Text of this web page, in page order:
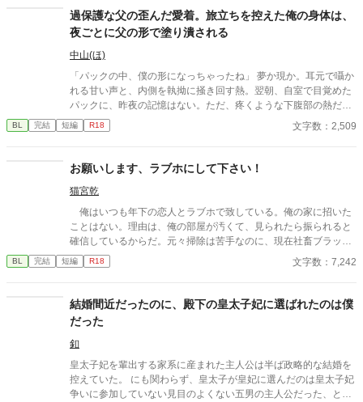
過保護な父の歪んだ愛着。旅立ちを控えた俺の身体は、
夜ごとに父の形で塗り潰される
中山(ほ)
「パックの中、僕の形になっちゃったね」 夢か現か。耳元で囁か
れる甘い声と、内側を執拗に掻き回す熱。翌朝、自室で目覚めた
パックに、昨夜の記憶はない。ただ、疼くような下腹部の熱だけ
が残っていた。 相談しようと向かった相手こそが、自分を侵食し
ている張本人だとも知らずに、パックは父の部屋の扉を開く。 こ
BL 完結 短編 R18 文字数：2,509
お願いします、ラブホにして下さい！
猫宮乾
俺はいつも年下の恋人とラブホで致している。俺の家に招いた
ことはない。理由は、俺の部屋が汚くて、見られたら振られると
確信しているからだ。元々掃除は苦手なのに、現在社畜ブラック
で、なんの手も回らない……だからこの街に一軒ラブホがあるの
が救いだ！※スパダリ×社畜
BL 完結 短編 R18 文字数：7,242
結婚間近だったのに、殿下の皇太子妃に選ばれたのは僕
だった
釦
皇太子妃を輩出する家系に産まれた主人公は半ば政略的な結婚を
控えていた。 にも関わらず、皇太子が皇妃に選んだのは皇太子妃
争いに参加していない見目のよくない五男の主人公だった、とい